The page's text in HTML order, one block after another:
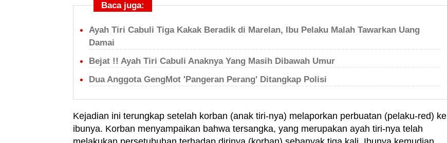
Baca juga:
Ayah Tiri Cabuli Tiga Kakak Beradik di Marelan, Ibu Pelaku Malah Tawarkan Uang
Damai
Bejat !! Ayah Tiri Cabuli Anaknya Yang Masih Dibawah Umur
Dua Anggota GengMot 'Pangeran Perang' Ditangkap Polisi
Kejadian ini terungkap setelah korban (anak tiri-nya) melaporkan perbuatan (pelaku-red) ke
ibunya. Korban menyampaikan bahwa tersangka, yang merupakan ayah tiri-nya telah